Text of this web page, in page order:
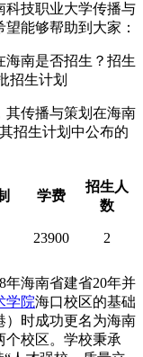
科技职业大学传播与
能够帮助到大家：
其传播与策划在海南
招生计划中公布的
学费
招生人
数
23900 2
年海南省建省20年并
学院海口校区的基础
）时成功更名为海南
个校区。学校秉承